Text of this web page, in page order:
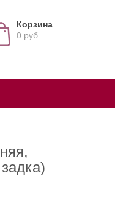
Корзина
0 руб.